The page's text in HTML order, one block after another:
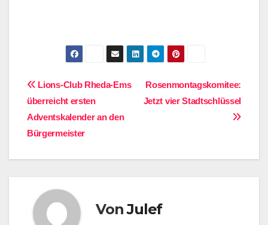
Beitragsnavigation
Rosenmontagskomitee:
Jetzt vier Stadtschlüssel
Lions-Club Rheda-Ems
überreicht ersten
Adventskalender an den
Bürgermeister
VonJulef